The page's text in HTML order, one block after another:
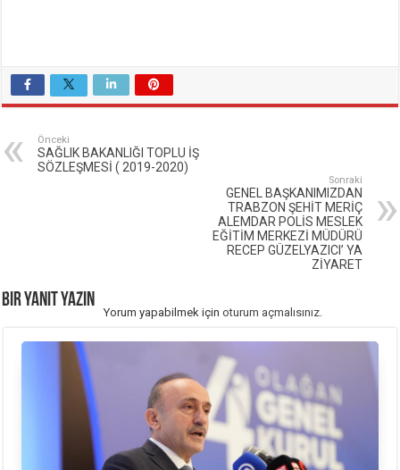
Önceki
SAĞLIK BAKANLIĞI TOPLU İŞ
SÖZLEŞMESİ ( 2019-2020)
Sonraki
GENEL BAŞKANIMIZDAN
TRABZON ŞEHİT MERİÇ
ALEMDAR POLİS MESLEK
EĞİTİM MERKEZİ MÜDÜRÜ
RECEP GÜZELYAZICI’ YA
ZİYARET
Bir yanıt yazın
Yorum yapabilmek içinoturum açmalısınız.